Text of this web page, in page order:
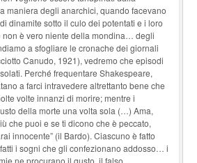
maniera degli anarchici, quando facevano
dinamite sotto il culo dei potentati e i loro
è vero niente della mondina… degli
a sfogliare le cronache dei giornali
Canudo, 1921), vedremo che episodi
Perché frequentare Shakespeare,
a farci intravedere altrettanto bene che
volte innanzi di morire; mentre i
della morte una volta sola (…) Ama,
che puoi e se ti dicono che è peccato,
innocente” (il Bardo). Ciascuno è fatto
i sogni che gli confezionano addosso… i
ne procurano il gusto, il falso,